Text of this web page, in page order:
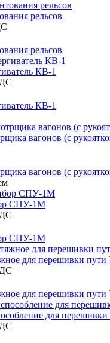
рельсов
рельсов
КВ-1
КВ-1
вагонов (с
вагонов (с
СПУ-1М
СПУ-1М
для перешивки
для перешивки
для перешивки